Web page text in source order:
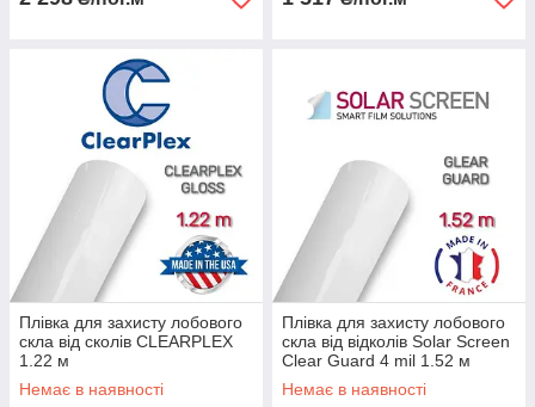
Плівка для захисту лобового
скла від сколів CLEARPLEX
1.22 м
Немає в наявності
Плівка для захисту лобового
скла від відколів Solar Screen
Clear Guard 4 mil 1.52 м
Немає в наявності